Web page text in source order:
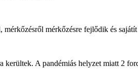
mérkőzésről mérkőzésre fejlődik és
kerültek. A pandémiás helyzet miatt 2